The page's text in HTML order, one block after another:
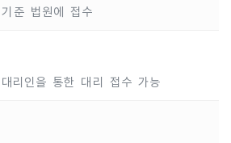
준 법원에 접수
리인을 통한 대리 접수 가능